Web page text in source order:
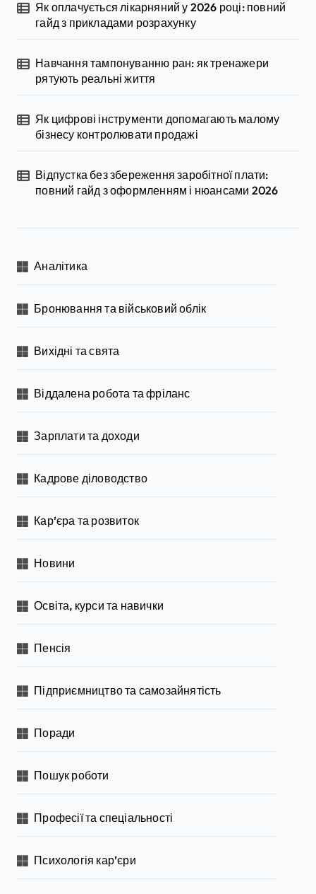
Як оплачується лікарняний у 2026 році: повний
гайд з прикладами розрахунку
Навчання тампонуванню ран: як тренажери
рятують реальні життя
Як цифрові інструменти допомагають малому
бізнесу контролювати продажі
Відпустка без збереження заробітної плати:
повний гайд з оформленням і нюансами 2026
Аналітика
Бронювання та військовий облік
Вихідні та свята
Віддалена робота та фріланс
Зарплати та доходи
Кадрове діловодство
Кар’єра та розвиток
Новини
Освіта, курси та навички
Пенсія
Підприємництво та самозайнятість
Поради
Пошук роботи
Професії та спеціальності
Психологія кар’єри